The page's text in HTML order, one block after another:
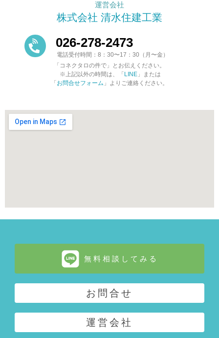
運営会社
株式会社 清水住建工業
026-278-2473
電話受付時間：8：30〜17：30（月〜金）
「コネクタロの件で」とお伝えください。
※上記以外の時間は、「 LINE 」または
「 お問合せフォーム 」よりご連絡ください。
無料相談してみる
お問合せ
運営会社